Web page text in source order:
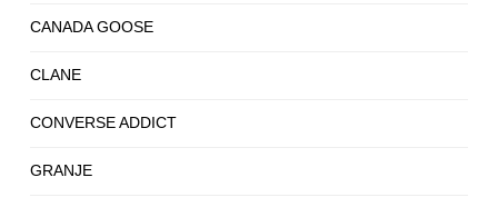
CANADA GOOSE
CLANE
CONVERSE ADDICT
GRANJE